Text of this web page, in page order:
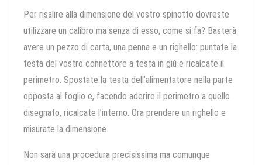
Per risalire alla dimensione del vostro spinotto dovreste
utilizzare un calibro ma senza di esso, come si fa? Basterà
avere un pezzo di carta, una penna e un righello: puntate la
testa del vostro connettore a testa in giù e ricalcate il
perimetro. Spostate la testa dell’alimentatore nella parte
opposta al foglio e, facendo aderire il perimetro a quello
disegnato, ricalcate l’interno. Ora prendere un righello e
misurate la dimensione.
Non sarà una procedura precisissima ma comunque